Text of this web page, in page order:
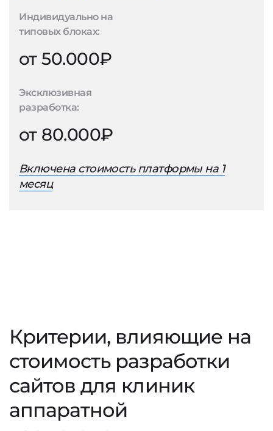
Индивидуально на
типовых блоках:
от 50.000₽
Эксклюзивная
разработка:
от 80.000₽
Включена стоимость платформы на 1
месяц
Критерии, влияющие на
стоимость разработки
сайтов для клиник
аппаратной